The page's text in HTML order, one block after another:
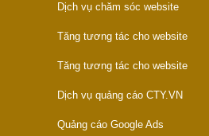
Dịch vụ chăm sóc website
Tăng tương tác cho website
Tăng tương tác cho website
Dịch vụ quảng cáo CTY.VN
Quảng cáo Google Ads